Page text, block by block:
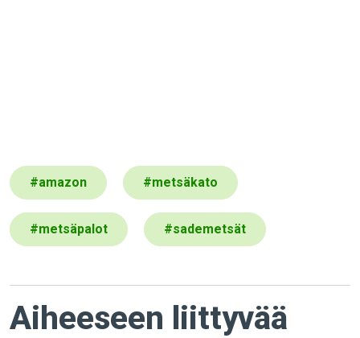
#amazon #metsäkato
#metsäpalot #sademetsät
Aiheeseen liittyvää